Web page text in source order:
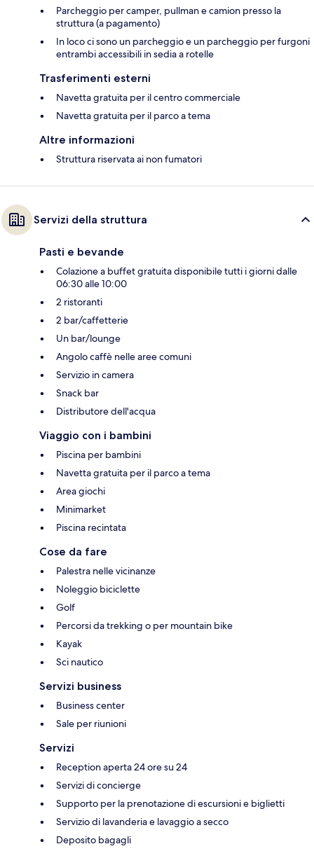
Parcheggio per camper, pullman e camion presso la
struttura (a pagamento)
In loco ci sono un parcheggio e un parcheggio per furgoni
entrambi accessibili in sedia a rotelle
Trasferimenti esterni
Navetta gratuita per il centro commerciale
Navetta gratuita per il parco a tema
Altre informazioni
Struttura riservata ai non fumatori
Servizi della struttura
Pasti e bevande
Colazione a buffet gratuita disponibile tutti i giorni dalle
06:30 alle 10:00
2 ristoranti
2 bar/caffetterie
Un bar/lounge
Angolo caffè nelle aree comuni
Servizio in camera
Snack bar
Distributore dell'acqua
Viaggio con i bambini
Piscina per bambini
Navetta gratuita per il parco a tema
Area giochi
Minimarket
Piscina recintata
Cose da fare
Palestra nelle vicinanze
Noleggio biciclette
Golf
Percorsi da trekking o per mountain bike
Kayak
Sci nautico
Servizi business
Business center
Sale per riunioni
Servizi
Reception aperta 24 ore su 24
Servizi di concierge
Supporto per la prenotazione di escursioni e biglietti
Servizio di lavanderia e lavaggio a secco
Deposito bagagli